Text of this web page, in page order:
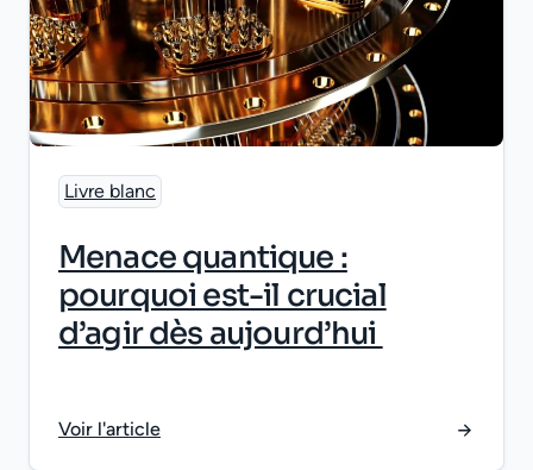
Livre blanc
Menace quantique :
pourquoi est-il crucial
d’agir dès aujourd’hui
Voir l'article